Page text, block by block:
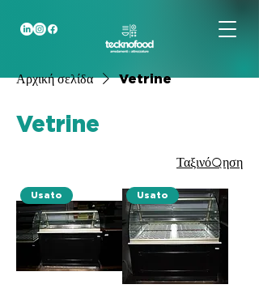
Αρχική σελίδα Vetrine
Vetrine
Ταξινόμηση
Usato Usato